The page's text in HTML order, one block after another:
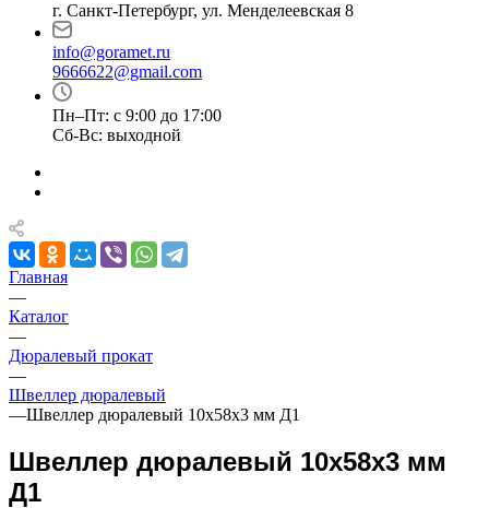
г. Санкт-Петербург, ул. Менделеевская 8
info@goramet.ru
9666622@gmail.com
Пн–Пт: с 9:00 до 17:00
Сб-Вс: выходной
Главная
—
Каталог
—
Дюралевый прокат
—
Швеллер дюралевый
—Швеллер дюралевый 10х58х3 мм Д1
Швеллер дюралевый 10х58х3 мм
Д1